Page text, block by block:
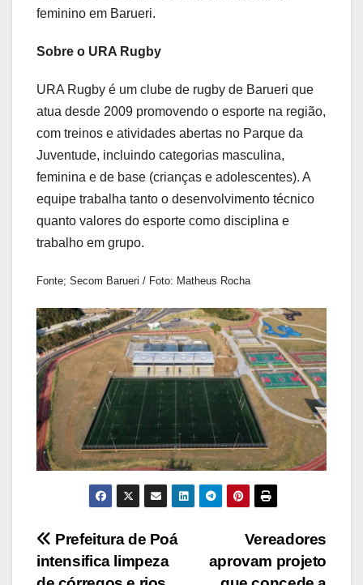
feminino em Barueri.
Sobre o URA Rugby
URA Rugby é um clube de rugby de Barueri que
atua desde 2009 promovendo o esporte na região,
com treinos e atividades abertas no Parque da
Juventude, incluindo categorias masculina,
feminina e de base (crianças e adolescentes). A
equipe trabalha tanto o desenvolvimento técnico
quanto valores do esporte como disciplina e
trabalho em grupo.
Fonte; Secom Barueri / Foto: Matheus Rocha
Navegação
de
Vereadores
aprovam projeto
Prefeitura de Poá
intensifica limpeza